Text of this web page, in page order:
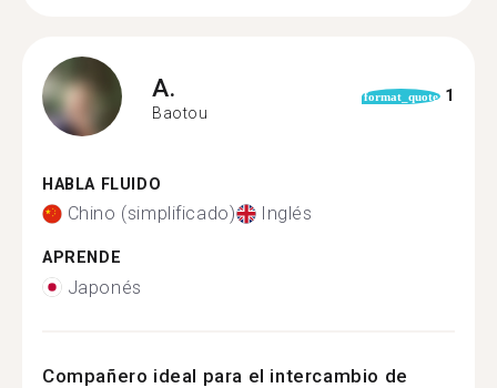
A.
Baotou
format_quote 1
HABLA FLUIDO
Chino (simplificado) Inglés
APRENDE
Japonés
Compañero ideal para el intercambio de